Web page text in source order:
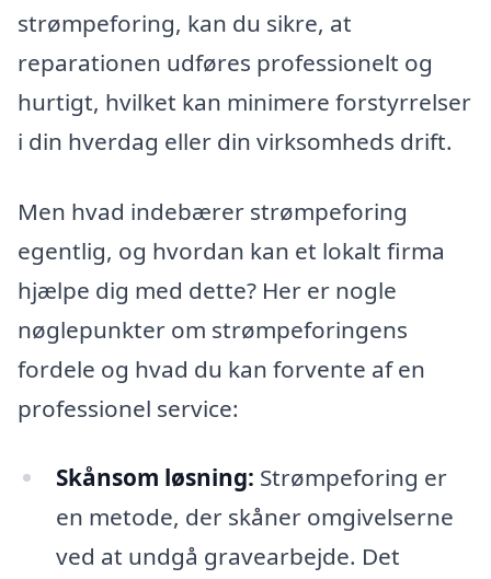
strømpeforing, kan du sikre, at
reparationen udføres professionelt og
hurtigt, hvilket kan minimere forstyrrelser
i din hverdag eller din virksomheds drift.
Men hvad indebærer strømpeforing
egentlig, og hvordan kan et lokalt firma
hjælpe dig med dette? Her er nogle
nøglepunkter om strømpeforingens
fordele og hvad du kan forvente af en
professionel service:
Skånsom løsning: Strømpeforing er
en metode, der skåner omgivelserne
ved at undgå gravearbejde. Det